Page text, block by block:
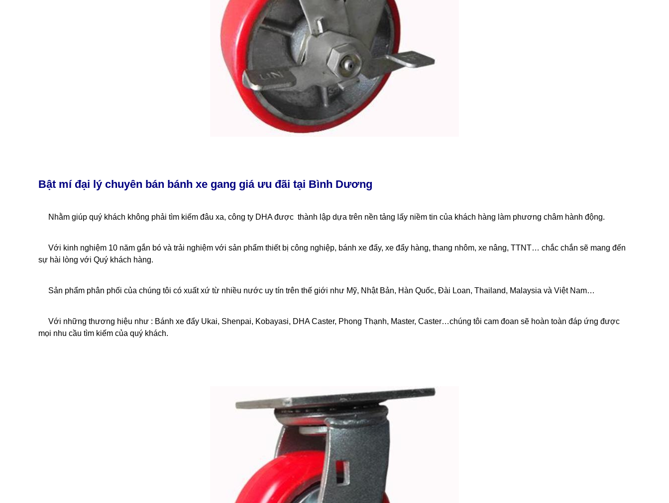
Bật mí đại lý chuyên bán bánh xe gang giá ưu đãi tại Bình Dương
Nhằm giúp quý khách không phải tìm kiếm đâu xa, công ty DHA được thành lập dựa trên nền tảng lấy niềm tin của khách hàng làm phương châm hành động.
Với kinh nghiệm 10 năm gắn bó và trải nghiệm với sản phẩm thiết bị công nghiệp, bánh xe đẩy, xe đẩy hàng, thang nhôm, xe nâng, TTNT… chắc chắn sẽ mang đến
sự hài lòng với Quý khách hàng.
Sản phẩm phân phối của chúng tôi có xuất xứ từ nhiều nước uy tín trên thế giới như Mỹ, Nhật Bản, Hàn Quốc, Đài Loan, Thailand, Malaysia và Việt Nam…
Với những thương hiệu như : Bánh xe đẩy Ukai, Shenpai, Kobayasi, DHA Caster, Phong Thạnh, Master, Caster…chúng tôi cam đoan sẽ hoàn toàn đáp ứng được
mọi nhu cầu tìm kiếm của quý khách.